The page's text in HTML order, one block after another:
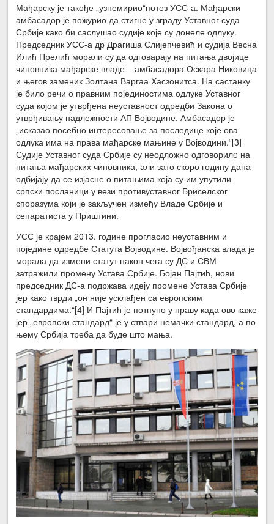
Мађарску је такође „узнемирио“потез УСС-а. Мађарски
амбасадор је пожурио да стигне у зграду Уставног суда
Србије како би саслушао судије које су донеле одлуку.
Председник УСС-а др Драгиша Слијепчевић и судија Весна
Илић Прелић морали су да одговарају на питања двојице
чиновника мађарске владе – амбасадора Оскара Никовица
и његов заменик Золтана Варгаа Хасзонитса. На састанку
је било речи о правним појединостима одлуке Уставног
суда којом је утврђена неуставност одредби Закона о
утврђивању надлежности АП Војводине. Амбасадор је
„исказао посебно интересовање за последице које ова
одлука има на права мађарске мањине у Војводини.“[3]
Судије Уставног суда Србије су неодложно одговорилe на
питања мађарских чиновника, али зато скоро годину дана
одбијају да се изјасне о питањима која су им упутили
српски посланици у вези противуставног Бриселског
споразума који је закључен између Владе Србије и
сепаратиста у Приштини.
УСС је крајем 2013. године прогласио неуставним и
поједине одредбе Статута Војводине. Војвођанска влада је
морала да измени статут након чега су ДС и СВМ
затражили промену Устава Србије. Бојан Пајтић, нови
председник ДС-а подржава идеју промене Устава Србије
јер како тврди „он није усклађен са европским
стандардима.“[4] И Пајтић је потпуно у праву када ово каже
јер „европски стандард“ је у ствари немачки стандард, а по
њему Србија треба да буде што мања.